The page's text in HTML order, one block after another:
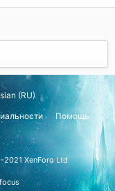
(RU)
Помощь
XenForo Ltd.